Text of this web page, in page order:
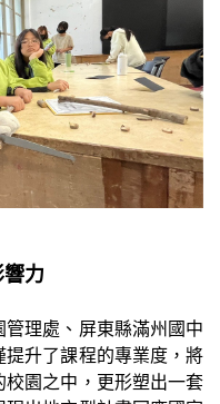
力
理處、屏東縣滿州國中
升了課程的專業度，將
園之中，更形塑出一套